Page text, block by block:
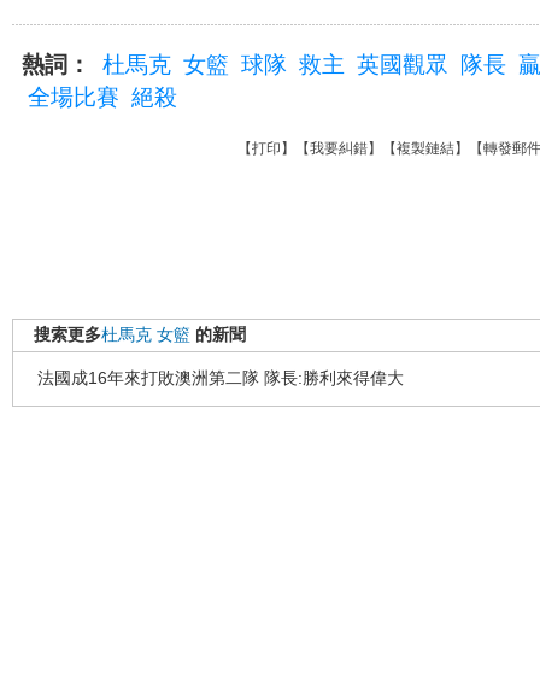
熱詞： 杜馬克 女籃 球隊 救主 英國觀眾 隊長
全場比賽 絕殺
【打印 】【我要糾錯】【複製鏈結】【轉發郵件
搜索更多杜馬克 女籃 的新聞
法國成16年來打敗澳洲第二隊 隊長:勝利來得偉大